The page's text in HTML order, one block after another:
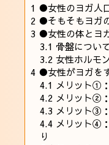
1 ●女性のヨガ人
2 ●そもそもヨガ
3 ●女性の体とヨ
3.1 骨盤について
3.2 女性ホルモ
4 ●女性がヨガを
4.1 メリット①
4.2 メリット②
4.3 メリット③
4.4 メリット④
り